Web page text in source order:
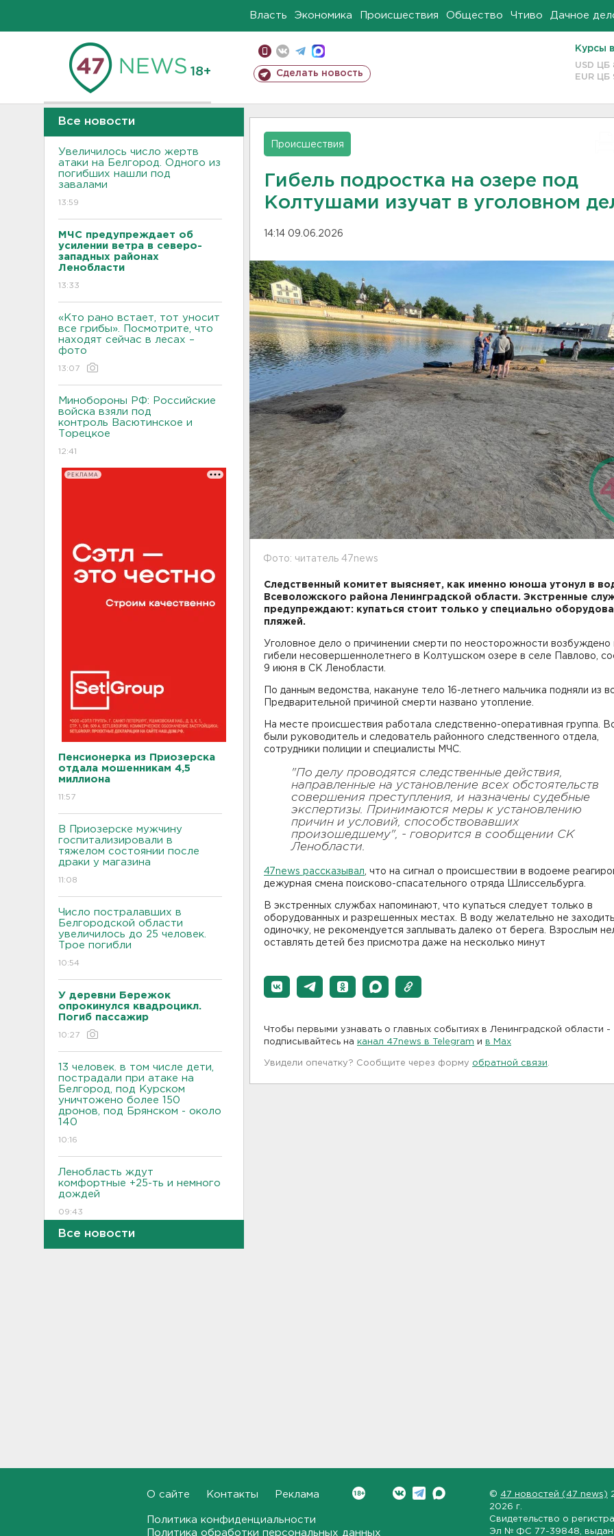
Власть Экономика Происшествия Общество Чтиво Дачное
18+ Сделать новость
Курсы
USD ЦБ
EUR ЦБ
Все новости
Увеличилось число жертв
атаки на Белгород. Одного из
погибших нашли под
завалами
13:59
МЧС предупреждает об
усилении ветра в северо-
западных районах
Ленобласти
13:33
«Кто рано встает, тот уносит
все грибы». Посмотрите, что
находят сейчас в лесах –
фото
13:07
Минобороны РФ: Российские
войска взяли под
контроль Васютинское и
Торецкое
12:41
РЕКЛАМА
Пенсионерка из Приозерска
отдала мошенникам 4,5
миллиона
11:57
В Приозерске мужчину
госпитализировали в
тяжелом состоянии после
драки у магазина
11:08
Число постралавших в
Белгородской области
увеличилось до 25 человек.
Трое погибли
10:54
У деревни Бережок
опрокинулся квадроцикл.
Погиб пассажир
10:27
13 человек. в том числе дети,
пострадали при атаке на
Белгород, под Курском
уничтожено более 150
дронов, под Брянском - около
140
10:16
Ленобласть ждут
комфортные +25-ть и немного
дождей
09:43
360 украинских
Женщина прыгнула в Неву на
Все новости
Происшествия
Гибель подростка на озере под
Колтушами изучат в уголовном
14:14 09.06.2026
Фото: читатель 47news
Следственный комитет выясняет, как именно юноша утонул в
Всеволожского района Ленинградской области. Экстренные
предупреждают: купаться стоит только у специально
пляжей.
Уголовное дело о причинении смерти по неосторожности возбуждено
гибели несовершеннолетнего в Колтушском озере в селе Павлово,
9 июня в СК Ленобласти.
По данным ведомства, накануне тело 16-летнего мальчика подняли из
Предварительной причиной смерти названо утопление.
На месте происшествия работала следственно-оперативная группа.
были руководитель и следователь районного следственного отдела,
сотрудники полиции и специалисты МЧС.
"По делу проводятся следственные действия,
направленные на установление всех обстоятельств
совершения преступления, и назначены судебные
экспертизы. Принимаются меры к установлению
причин и условий, способствовавших
произошедшему", - говорится в сообщении СК
Ленобласти.
47news рассказывал , что на сигнал о происшествии в водоеме
дежурная смена поисково-спасательного отряда Шлиссельбурга.
В экстренных службах напоминают, что купаться следует только в
оборудованных и разрешенных местах. В воду желательно не
одиночку, не рекомендуется заплывать далеко от берега. Взрослым
оставлять детей без присмотра даже на несколько минут
Чтобы первыми узнавать о главных событиях в Ленинградской области -
подписывайтесь на канал 47news в Telegram и в Maх
Увидели опечатку? Сообщите через форму обратной связи
О сайте Контакты Реклама
Политика конфиденциальности
Политика обработки персональных данных
© 47 новостей (47 news)
2026 г.
Свидетельство о
Эл № ФС 77-39848 ,